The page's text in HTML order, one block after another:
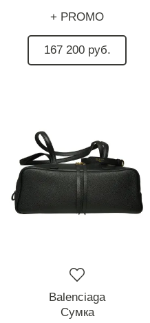
+ PROMO
167 200 руб.
Balenciaga
Сумка